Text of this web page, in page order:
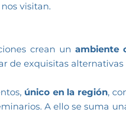
visitan.
crean un ambiente
de exquisitas alternativas
único en la región,
A ello se suma